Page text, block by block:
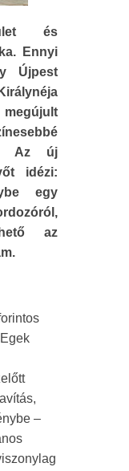
és
Ennyi
Újpest
Az új
idézi:
egy
az
–